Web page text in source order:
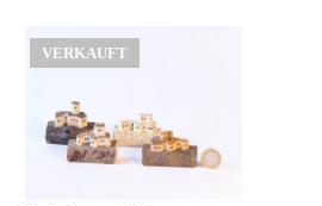
VERKAUFT